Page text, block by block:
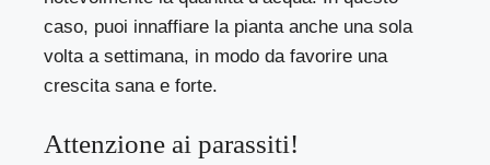
caso, puoi innaffiare la pianta anche una sola
volta a settimana, in modo da favorire una
crescita sana e forte.
Attenzione ai parassiti!